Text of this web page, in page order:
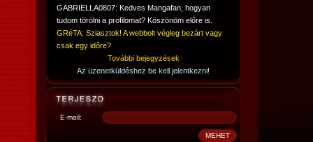
GABRIELLA0807: Kedves Mangafan, hogyan
tudom törölni a profilomat? Köszönöm előre is.
GRéTA: Sziasztok! A webbolt végleg bezárt vagy
csak egy időre?
További bejegyzések
Az üzenetküldéshez be kell jelentkezni!
E-mail: